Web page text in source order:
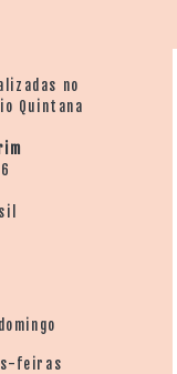
no
Quintana
feiras